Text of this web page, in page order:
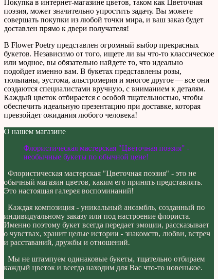
Покупка в интернет-магазине цветов, таком как Цветочная
поэзия, может значительно упростить задачу. Вы можете
совершать покупки из любой точки мира, и ваш заказ будет
доставлен прямо к двери получателя!
В Flower Poetry представлен огромный выбор прекрасных
букетов. Независимо от того, ищете ли вы что-то классическое
или модное, вы обязательно найдете то, что идеально
подойдет именно вам. В букетах представлены розы,
тюльпаны, эустома, альстромерия и многое другое — все они
создаются специалистами вручную, с вниманием к деталям.
Каждый цветок отбирается с особой тщательностью, чтобы
обеспечить идеальную презентацию при доставке, которая
превзойдет ожидания любого человека!
О нашем магазине
Флористическая мастерская "Цветочная поэзия" -
необычные букеты по обычной цене!
Флористическая мастерская "Цветочная поэзия" - это не
обычный магазин цветов, каким его принять представлять.
Это настоящая галерея воспоминаний!
Каждая композиция - уникальный ансамбль, созданный по
индивидуальному заказу или под настроение флориста.
Именно поэтому букет всегда передает эмоции, рассказывает
о чувствах, хранит целые истории - знакомств, любви, встреч
и расставаний, дружбы и отношений.
Мы не штампуем одинаковые букеты, тщательно отбираем
каждый цветок и всегда находим для Вас что-то новенькое.